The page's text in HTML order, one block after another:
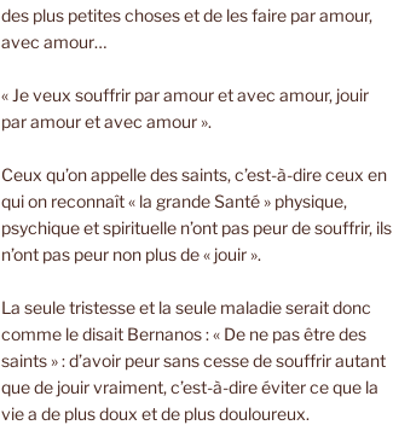
des plus petites choses et de les faire par amour,
avec amour…
« Je veux souffrir par amour et avec amour, jouir
par amour et avec amour ».
Ceux qu’on appelle des saints, c’est-à-dire ceux en
qui on reconnaît « la grande Santé » physique,
psychique et spirituelle n’ont pas peur de souffrir, ils
n’ont pas peur non plus de « jouir ».
La seule tristesse et la seule maladie serait donc
comme le disait Bernanos : « De ne pas être des
saints » : d’avoir peur sans cesse de souffrir autant
que de jouir vraiment, c’est-à-dire éviter ce que la
vie a de plus doux et de plus douloureux.